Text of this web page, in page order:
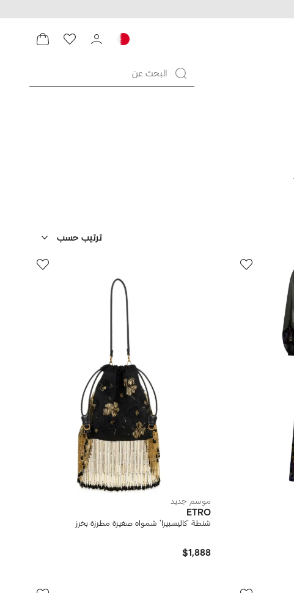
ترتيب حسب
موسم جديد
ETRO
شنطة 'كاليسبيرا' شمواه صغيرة مطرزة بخرز
$1,888